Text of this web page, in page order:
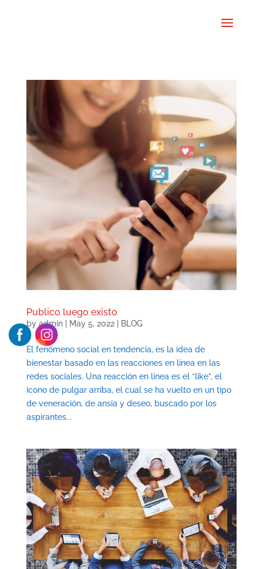
Publico luego existo
byadmin| May 5, 2022| BLOG
El fenómeno social en tendencia, es la idea de
bienestar basado en las reacciones en línea en las
redes sociales. Una reacción en línea es el “like”, el
ícono de pulgar arriba, el cual se ha vuelto en un tipo
de veneración, de ansia y deseo, buscado por los
aspirantes...